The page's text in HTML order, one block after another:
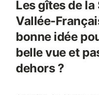
Les gîtes de
Vallée-
bonne idée
belle vue et
dehors ?